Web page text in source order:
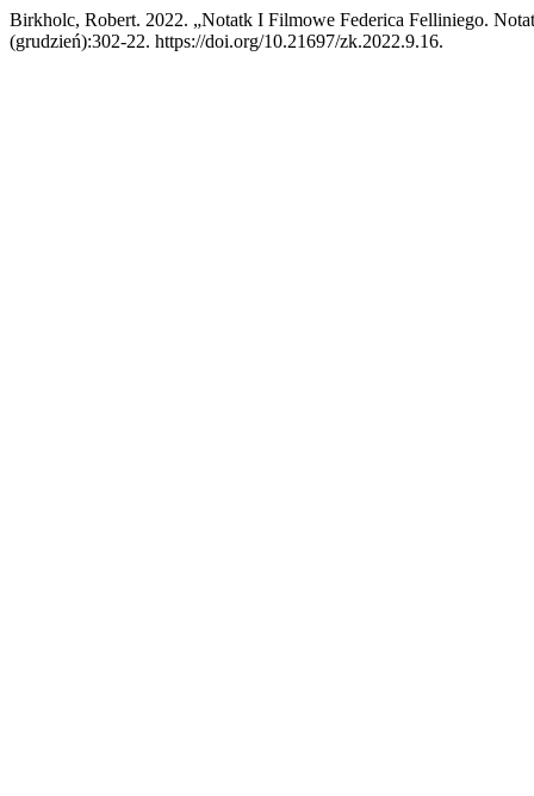
Birkholc, Robert. 2022. „Notatk I Filmowe Federica Felliniego.
(grudzień):302-22. https://doi.org/10.21697/zk.2022.9.16.